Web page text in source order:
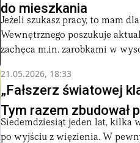
do mieszkania
Jeżeli szukasz pracy, to mam
Wewnętrznego poszukuje
zachęca m.in. zarobkami w
21.05.2026, 18:33
„Fałszerz światowej
Tym razem zbudował
Siedemdziesiąt jeden lat, kilka
po wyjściu z więzienia. W